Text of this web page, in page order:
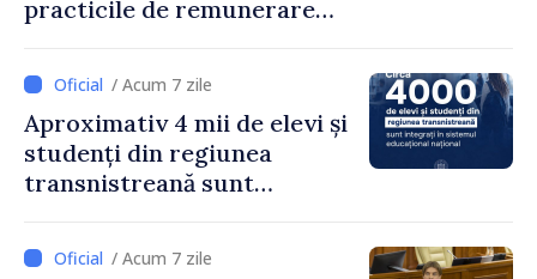
practicile de remunerare
/ Acum 7 zile
Aproximativ 4 mii de elevi și
studenți din regiunea
transnistreană sunt
educațional național
/ Acum 7 zile